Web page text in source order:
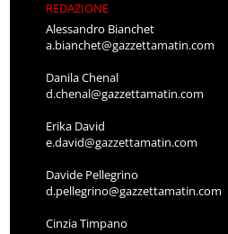
REDAZIONE
Alessandro Bianchet
a.bianchet@gazzettamatin.com
Danila Chenal
d.chenal@gazzettamatin.com
Erika David
e.david@gazzettamatin.com
Davide Pellegrino
d.pellegrino@gazzettamatin.com
Cinzia Timpano